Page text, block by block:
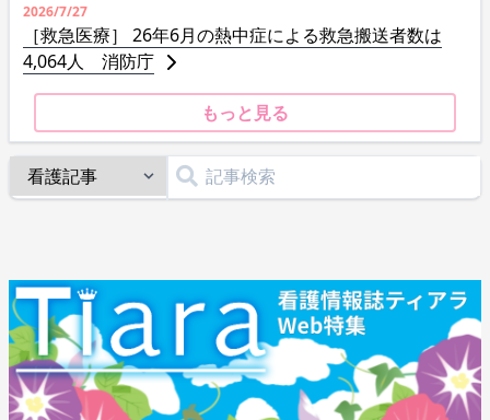
2026/7/27
［救急医療］ 26年6月の熱中症による救急搬送者数は
4,064人 消防庁
もっと見る